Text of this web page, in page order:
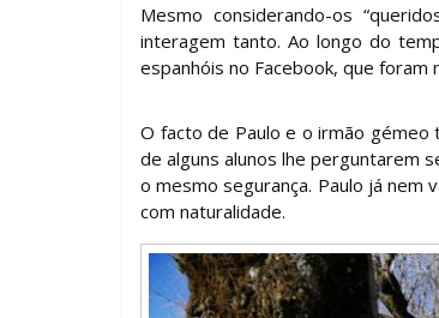
Mesmo considerando-os
interagem tanto. Ao longo do
espanhóis no Facebook, que foram
O facto de Paulo e o irmão gémeo
de alguns alunos lhe perguntarem
o mesmo segurança. Paulo já nem
com naturalidade.